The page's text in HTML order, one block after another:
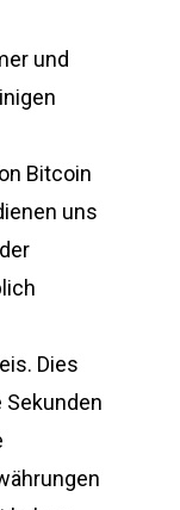
und
Bitcoin
uns
Dies
Sekunden